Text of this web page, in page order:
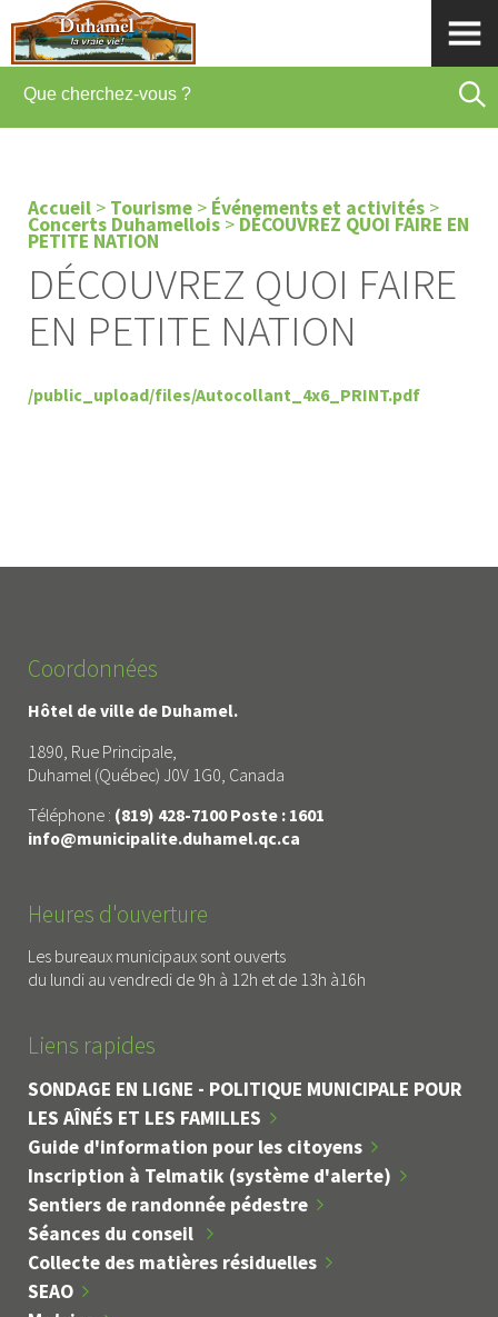
Accueil > Tourisme > Événements et activités >
Concerts Duhamellois > DÉCOUVREZ QUOI FAIRE EN
PETITE NATION
DÉCOUVREZ QUOI FAIRE
EN PETITE NATION
/public_upload/files/Autocollant_4x6_PRINT.pdf
Coordonnées
Hôtel de ville de Duhamel.
1890, Rue Principale,
Duhamel (Québec) J0V 1G0, Canada
Téléphone : (819) 428-7100 Poste : 1601
info@municipalite.duhamel.qc.ca
Heures d'ouverture
Les bureaux municipaux sont ouverts
du lundi au vendredi de 9h à 12h et de 13h à16h
Liens rapides
SONDAGE EN LIGNE - POLITIQUE MUNICIPALE POUR
LES AÎNÉS ET LES FAMILLES
Guide d'information pour les citoyens
Inscription à Telmatik (système d'alerte)
Sentiers de randonnée pédestre
Séances du conseil
Collecte des matières résiduelles
SEAO